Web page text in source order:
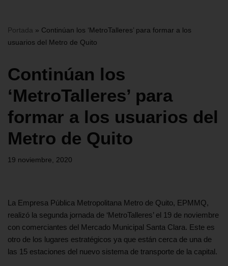
Portada » Continúan los ‘MetroTalleres’ para formar a los
usuarios del Metro de Quito
Continúan los
‘MetroTalleres’ para
formar a los usuarios del
Metro de Quito
19 noviembre, 2020
La Empresa Pública Metropolitana Metro de Quito, EPMMQ,
realizó la segunda jornada de ‘MetroTalleres’ el 19 de noviembre
con comerciantes del Mercado Municipal Santa Clara. Este es
otro de los lugares estratégicos ya que están cerca de una de
las 15 estaciones del nuevo sistema de transporte de la capital.